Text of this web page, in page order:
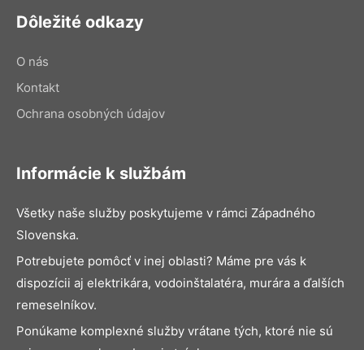
Dôležité odkazy
O nás
Kontakt
Ochrana osobných údajov
Informácie k službám
Všetky naše služby poskytujeme v rámci Západného
Slovenska.
Potrebujete pomôcť v inej oblasti? Máme pre vás k
dispozícii aj elektrikára, vodoinštalatéra, murára a ďalších
remeselníkov.
Ponúkame komplexné služby vrátane tých, ktoré nie sú